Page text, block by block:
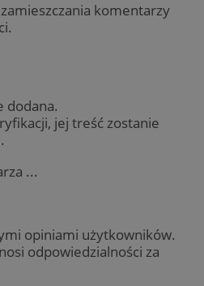
komentarzy
dodana.
jej treść zostanie
...
opiniami użytkowników.
odpowiedzialności za